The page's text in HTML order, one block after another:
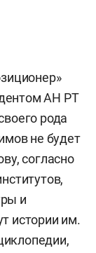
АН РТ
рода
не будет
согласно
и
истории им.